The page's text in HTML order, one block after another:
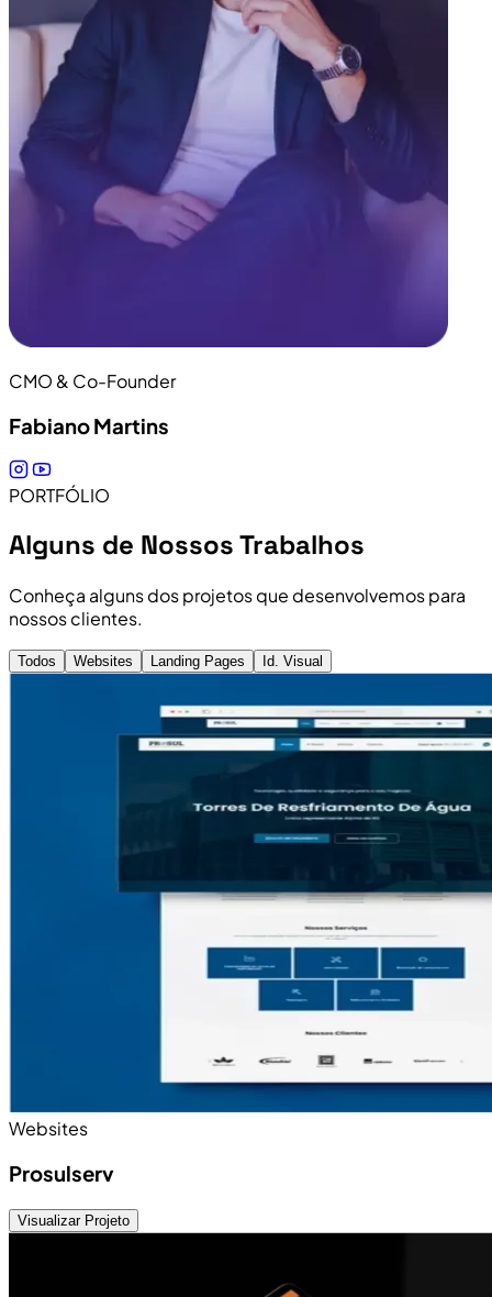
CMO & Co-Founder
Fabiano Martins
PORTFÓLIO
Alguns de Nossos Trabalhos
Conheça alguns dos projetos que desenvolvemos para
nossos clientes.
Todos Websites Landing Pages Id. Visual
Websites
Prosulserv
Visualizar Projeto